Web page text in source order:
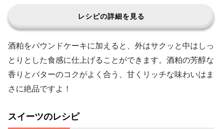
レシピの詳細を見る
酒粕をパウンドケーキに加えると、外はサクッと中はしっ
とりとした食感に仕上げることができます。酒粕の芳醇な
香りとバターのコクがよく合う、甘くリッチな味わいはま
さに絶品ですよ！
スイーツのレシピ